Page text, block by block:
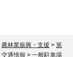
農林業振興・支援 > 第
交通情報 > 一般駐車場